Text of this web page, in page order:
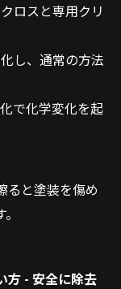
ロスと専用クリ
し、通常の方法
で化学変化を起
ると塗装を傷め
方 - 安全に除去